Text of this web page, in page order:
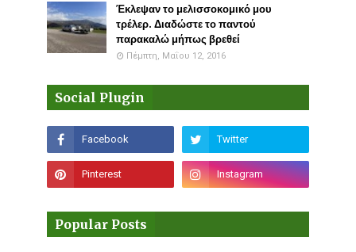
Έκλεψαν το μελισσοκομικό μου
τρέλερ. Διαδώστε το παντού
παρακαλώ μήπως βρεθεί
Πέμπτη, Μαΐου 12, 2016
Social Plugin
Popular Posts